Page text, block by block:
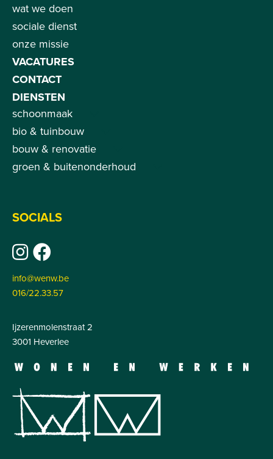
wat we doen
sociale dienst
onze missie
VACATURES
CONTACT
DIENSTEN
schoonmaak
bio & tuinbouw
bouw & renovatie
groen & buitenonderhoud
SOCIALS
info@wenw.be
016/22.33.57
Ijzerenmolenstraat 2
3001 Heverlee